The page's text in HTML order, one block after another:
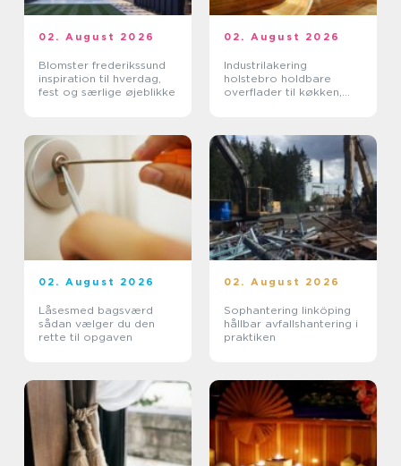
02. August 2026
Blomster frederikssund
inspiration til hverdag,
fest og særlige øjeblikke
02. August 2026
Industrilakering
holstebro holdbare
overflader til køkken,
02. August 2026
Låsesmed bagsværd
sådan vælger du den
rette til opgaven
02. August 2026
Sophantering linköping
hållbar avfallshantering i
praktiken